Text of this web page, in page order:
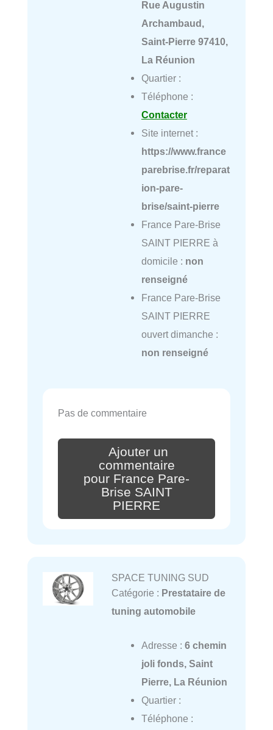
Rue Augustin
Archambaud,
Saint-Pierre 97410,
La Réunion
Quartier :
Téléphone :
Contacter
Site internet :
https://www.france
parebrise.fr/reparat
ion-pare-
brise/saint-pierre
France Pare-Brise
SAINT PIERRE à
domicile : non
renseigné
France Pare-Brise
SAINT PIERRE
ouvert dimanche :
non renseigné
Pas de commentaire
Ajouter un
commentaire
pour France Pare-
Brise SAINT
PIERRE
SPACE TUNING SUD
Catégorie : Prestataire de
tuning automobile
Adresse : 6 chemin
joli fonds, Saint
Pierre, La Réunion
Quartier :
Téléphone :